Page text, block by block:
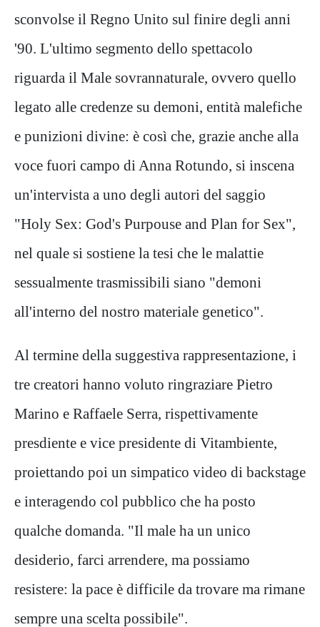
sconvolse il Regno Unito sul finire degli anni
'90. L'ultimo segmento dello spettacolo
riguarda il Male sovrannaturale, ovvero quello
legato alle credenze su demoni, entità malefiche
e punizioni divine: è così che, grazie anche alla
voce fuori campo di Anna Rotundo, si inscena
un'intervista a uno degli autori del saggio
"Holy Sex: God's Purpouse and Plan for Sex",
nel quale si sostiene la tesi che le malattie
sessualmente trasmissibili siano "demoni
all'interno del nostro materiale genetico".
Al termine della suggestiva rappresentazione, i
tre creatori hanno voluto ringraziare Pietro
Marino e Raffaele Serra, rispettivamente
presdiente e vice presidente di Vitambiente,
proiettando poi un simpatico video di backstage
e interagendo col pubblico che ha posto
qualche domanda. "Il male ha un unico
desiderio, farci arrendere, ma possiamo
resistere: la pace è difficile da trovare ma rimane
sempre una scelta possibile".